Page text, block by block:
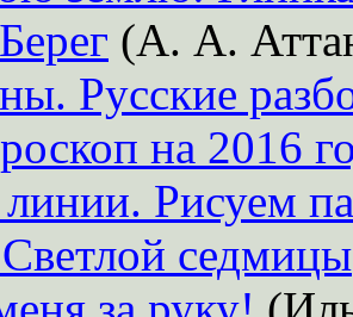
(А. А.
Русские
на 2016
Рисуем
седмицы